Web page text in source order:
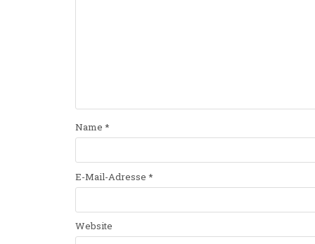
Name *
E-Mail-Adresse *
Website